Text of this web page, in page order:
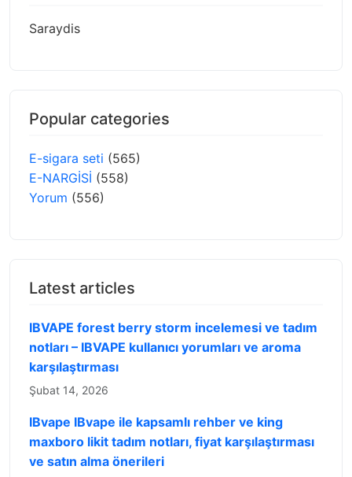
Saraydis
Popular categories
E-sigara seti (565)
E-NARGİSİ (558)
Yorum (556)
Latest articles
IBVAPE forest berry storm incelemesi ve tadım
notları – IBVAPE kullanıcı yorumları ve aroma
karşılaştırması
Şubat 14, 2026
IBvape IBvape ile kapsamlı rehber ve king
maxboro likit tadım notları, fiyat karşılaştırması
ve satın alma önerileri